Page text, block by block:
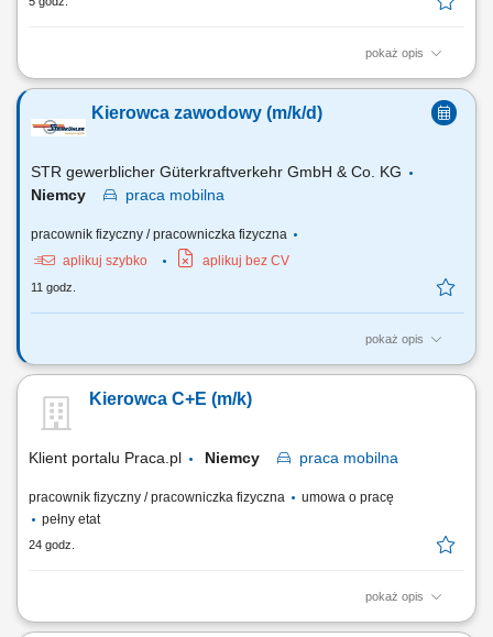
pokaż opis
Zadania Realizowanie przewozów dystrybucyjnych artykułów
spożywczych w systemie zmianowym. Obsługa pojazdów ciężarowych z
naczepami lub przyczepami w wybranym trybie pracy: rotacyjnym 2:1
bądź w pełnym wymiarze godzin. Prowadzenie zestawów drogowych
Kierowca zawodowy (m/k/d)
STR gewerblicher Güterkraftverkehr GmbH & Co. KG
Niemcy
praca mobilna
pracownik fizyczny / pracowniczka fizyczna
aplikuj szybko
aplikuj bez CV
11 godz.
pokaż opis
Twoje obowiązki Przeprowadzanie załadunku i rozładunku;
(silos/cysterna) Utrzymanie pojazdu wewnątrz i na zewnątrz;
Kierowca C+E (m/k)
Klient portalu Praca.pl Niemcy praca mobilna
pracownik fizyczny / pracowniczka fizyczna
umowa o pracę
pełny etat
24 godz.
pokaż opis
Sprawne prowadzenie zestawu ciężarowego (ciągnik + naczepa